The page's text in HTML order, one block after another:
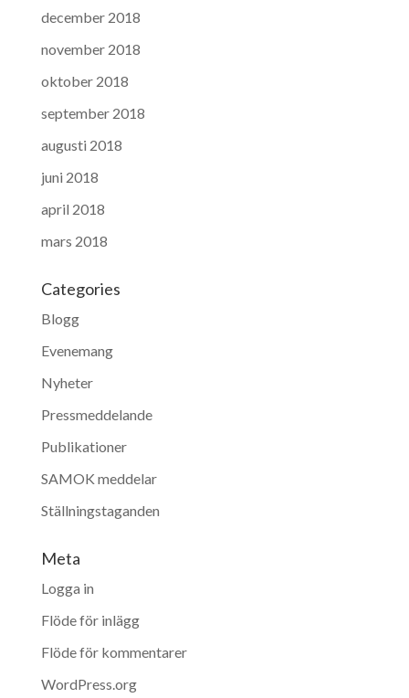
december 2018
november 2018
oktober 2018
september 2018
augusti 2018
juni 2018
april 2018
mars 2018
Categories
Blogg
Evenemang
Nyheter
Pressmeddelande
Publikationer
SAMOK meddelar
Ställningstaganden
Meta
Logga in
Flöde för inlägg
Flöde för kommentarer
WordPress.org